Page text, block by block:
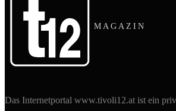
MAGAZIN
Das Internetportal www.tivoli12.at ist ein